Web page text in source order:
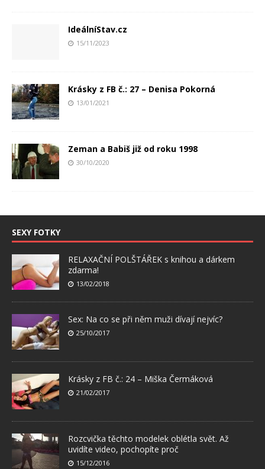
IdeálníStav.cz
15/11/2023
Krásky z FB č.: 27 – Denisa Pokorná
13/01/2021
Zeman a Babiš již od roku 1998
30/10/2020
SEXY FOTKY
RELAXAČNÍ POLŠTÁŘEK s knihou a dárkem
zdarma!
13/02/2018
Sex: Na co se při něm muži dívají nejvíc?
25/10/2017
Krásky z FB č.: 24 – Miška Čermáková
21/02/2017
Rozcvička těchto modelek oblétla svět. Až
uvidíte video, pochopíte proč
15/12/2016